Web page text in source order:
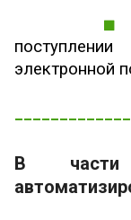
электронной
В части